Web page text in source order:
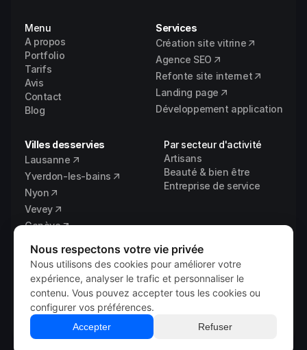
Menu
A propos
Portfolio
Tarifs
Avis
Contact
Blog
Par secteur d'activité
Artisans
Beauté & bien être
Entreprise de service
Villes desservies
Yverdon-les-bains
Nyon
Vevey
Lausanne
Genève
Vaud
Services
Refonte site internet
Landing page
Agence SEO
Création site vitrine
Développement application
© 2026 Vixal Digital
Nous respectons votre vie privée
Nous utilisons des cookies pour améliorer votre
expérience, analyser le trafic et personnaliser le
contenu. Vous pouvez accepter tous les cookies ou
configurer vos préférences.
Accepter Refuser